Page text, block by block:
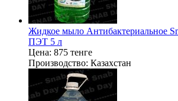
Жидкое мыло Антибактериальное
ПЭТ 5 л
Цена: 875 тенге
Производство: Казахстан